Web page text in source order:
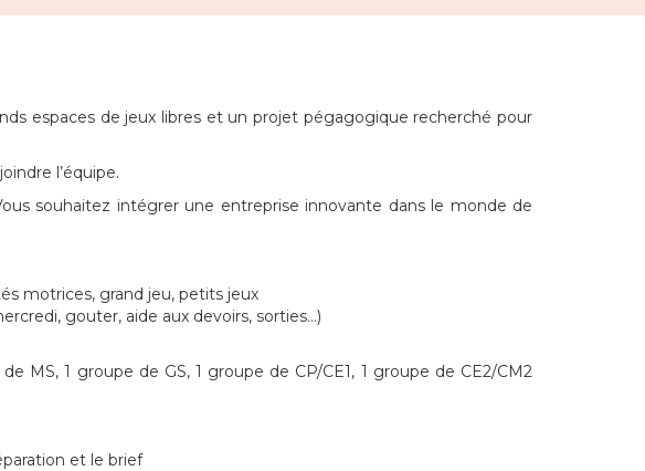
espaces de jeux libres et un projet pégagogique recherché pour
l’équipe.
souhaitez intégrer une entreprise innovante dans le monde de
motrices, grand jeu, petits jeux
gouter, aide aux devoirs, sorties…)
MS, 1 groupe de GS, 1 groupe de CP/CE1, 1 groupe de CE2/CM2
et le brief